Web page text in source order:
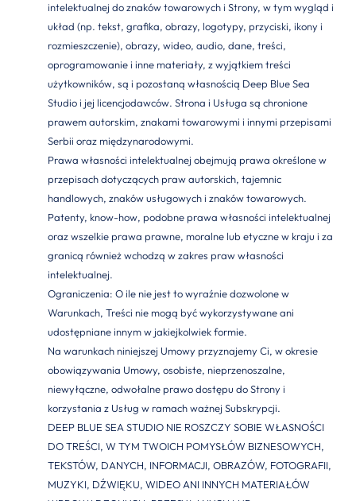
intelektualnej do znaków towarowych i Strony, w tym wygląd i
układ (np. tekst, grafika, obrazy, logotypy, przyciski, ikony i
rozmieszczenie), obrazy, wideo, audio, dane, treści,
oprogramowanie i inne materiały, z wyjątkiem treści
użytkowników, są i pozostaną własnością Deep Blue Sea
Studio i jej licencjodawców. Strona i Usługa są chronione
prawem autorskim, znakami towarowymi i innymi przepisami
Serbii oraz międzynarodowymi.
Prawa własności intelektualnej obejmują prawa określone w
przepisach dotyczących praw autorskich, tajemnic
handlowych, znaków usługowych i znaków towarowych.
Patenty, know-how, podobne prawa własności intelektualnej
oraz wszelkie prawa prawne, moralne lub etyczne w kraju i za
granicą również wchodzą w zakres praw własności
intelektualnej.
Ograniczenia: O ile nie jest to wyraźnie dozwolone w
Warunkach, Treści nie mogą być wykorzystywane ani
udostępniane innym w jakiejkolwiek formie.
Na warunkach niniejszej Umowy przyznajemy Ci, w okresie
obowiązywania Umowy, osobiste, nieprzenoszalne,
niewyłączne, odwołalne prawo dostępu do Strony i
korzystania z Usług w ramach ważnej Subskrypcji.
DEEP BLUE SEA STUDIO NIE ROSZCZY SOBIE WŁASNOŚCI
DO TREŚCI, W TYM TWOICH POMYSŁÓW BIZNESOWYCH,
TEKSTÓW, DANYCH, INFORMACJI, OBRAZÓW, FOTOGRAFII,
MUZYKI, DŹWIĘKU, WIDEO ANI INNYCH MATERIAŁÓW